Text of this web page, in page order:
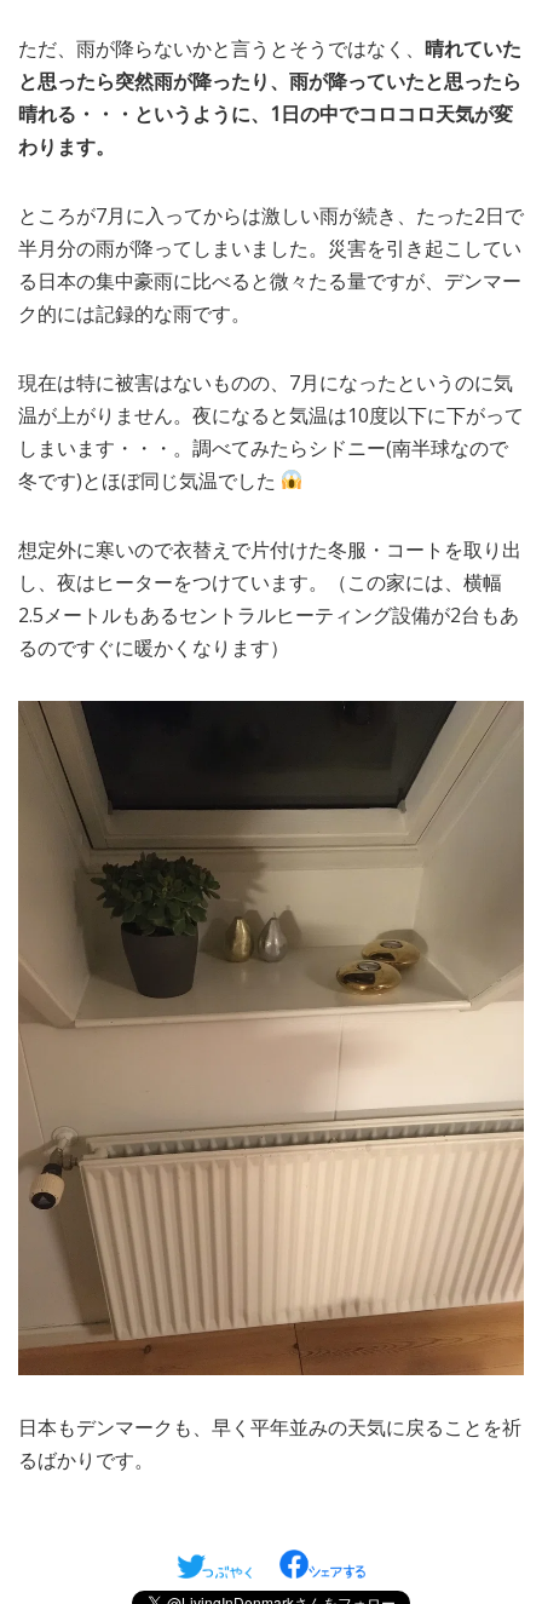
ただ、雨が降らないかと言うとそうではなく、 晴れていた
と思ったら突然雨が降ったり、雨が降っていたと思ったら
晴れる・・・というように、1日の中でコロコロ天気が変
わります。
ところが7月に入ってからは激しい雨が続き、たった2日で
半月分の雨が降ってしまいました。災害を引き起こしてい
る日本の集中豪雨に比べると微々たる量ですが、デンマー
ク的には記録的な雨です。
現在は特に被害はないものの、7月になったというのに気
温が上がりません。夜になると気温は10度以下に下がって
しまいます・・・。調べてみたらシドニー(南半球なので
冬です)とほぼ同じ気温でした
想定外に寒いので衣替えで片付けた冬服・コートを取り出
し、夜はヒーターをつけています。（この家には、横幅
2.5メートルもあるセントラルヒーティング設備が2台もあ
るのですぐに暖かくなります）
日本もデンマークも、早く平年並みの天気に戻ることを祈
るばかりです。